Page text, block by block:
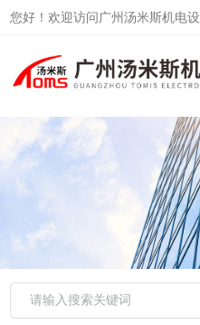
您好！欢迎访问广州汤米斯机电